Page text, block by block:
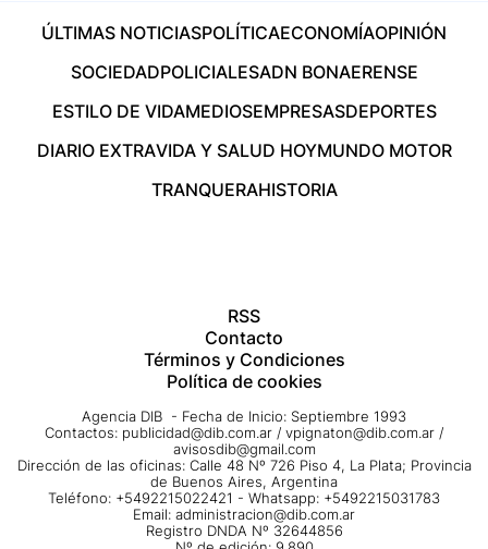
ÚLTIMAS NOTICIASPOLÍTICAECONOMÍAOPINIÓN
SOCIEDADPOLICIALESADN BONAERENSE
ESTILO DE VIDAMEDIOSEMPRESASDEPORTES
DIARIO EXTRAVIDA Y SALUD HOYMUNDO MOTOR
TRANQUERAHISTORIA
RSS
Contacto
Términos y Condiciones
Política de cookies
Agencia DIB - Fecha de Inicio: Septiembre 1993
Contactos: publicidad@dib.com.ar / vpignaton@dib.com.ar /
avisosdib@gmail.com
Dirección de las oficinas: Calle 48 Nº 726 Piso 4, La Plata; Provincia
de Buenos Aires, Argentina
Teléfono: +5492215022421 - Whatsapp: +5492215031783
Email: administracion@dib.com.ar
Registro DNDA Nº 32644856